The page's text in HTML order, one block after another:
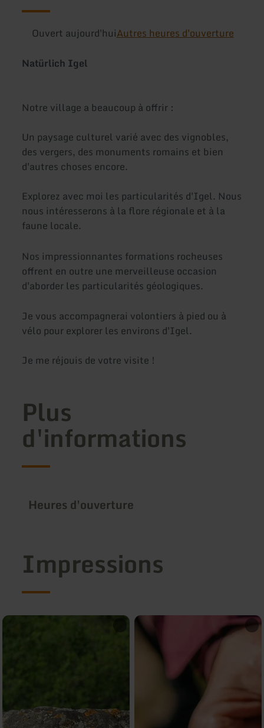
Ouvert aujourd'huiAutres heures d'ouverture
Natürlich Igel
Notre village a beaucoup à offrir :
Un paysage culturel varié avec des vignobles,
des vergers, des monuments romains et bien
d'autres choses encore.
Explorez avec moi les particularités d'Igel. Nous
nous intéresserons à la flore régionale et à la
faune locale.
Nos impressionnantes formations rocheuses
offrent en outre une merveilleuse occasion
d'aborder les particularités géologiques.
Je vous accompagnerai volontiers à pied ou à
vélo pour explorer les environs d'Igel.
Je me réjouis de votre visite !
Plus
d'informations
Heures d'ouverture
Impressions